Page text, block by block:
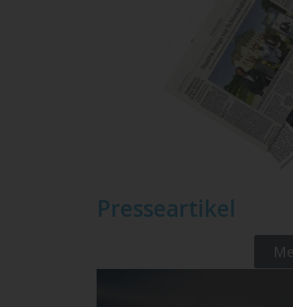
Presseartikel